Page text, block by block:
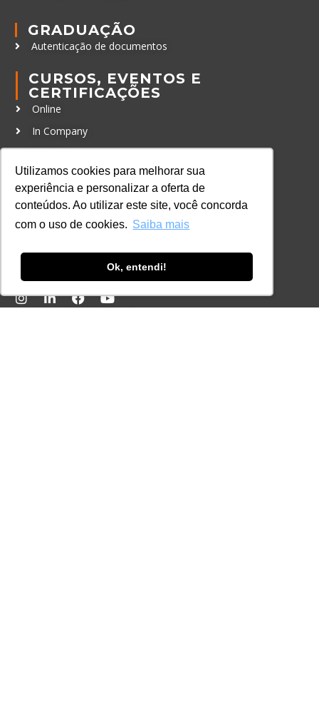
Utilizamos cookies para melhorar sua
experiência e personalizar a oferta de
conteúdos. Ao utilizar este site, você concorda
com o uso de cookies. Saiba mais
Ok, entendi!
GRADUAÇÃO
Autenticação de documentos
CURSOS, EVENTOS E
CERTIFICAÇÕES
Online
In Company
Eventos
Certificações
CONTATO
+55 11 3259-2837
contato@lec.com.br